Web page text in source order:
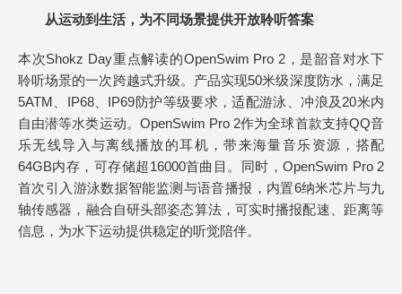
从运动到生活，为不同场景提供开放聆听答案
本次Shokz Day重点解读的OpenSwim Pro 2，是韶音对水下
聆听场景的一次跨越式升级。产品实现50米级深度防水，满足
5ATM、IP68、IP69防护等级要求，适配游泳、冲浪及20米内
自由潜等水类运动。OpenSwim Pro 2作为全球首款支持QQ音
乐无线导入与离线播放的耳机，带来海量音乐资源，搭配
64GB内存，可存储超16000首曲目。同时，OpenSwim Pro 2
首次引入游泳数据智能监测与语音播报，内置6纳米芯片与九
轴传感器，融合自研头部姿态算法，可实时播报配速、距离等
信息，为水下运动提供稳定的听觉陪伴。